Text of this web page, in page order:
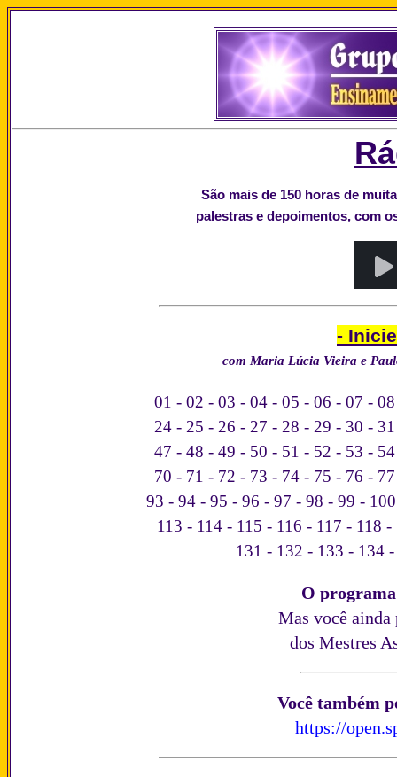
São mais de 150 horas de
palestras e depoimentos, com
-
com Maria Lúcia Vieira e
01 - 02 - 03 - 04 - 05 - 06 - 07 - 08
24- 25 - 26 - 27 - 28 - 29 - 30 - 31
47 - 48 - 49 - 50 - 51 - 52 - 53 - 54
70 - 71 - 72 - 73 - 74 - 75 - 76 - 77
93 - 94 - 95 - 96 - 97 - 98 - 99 - 100
113 - 114 - 115 - 116 - 117 - 118 -
131 - 132 - 133 - 134
O
Mas você ainda
dos Mestres
Você também
https://